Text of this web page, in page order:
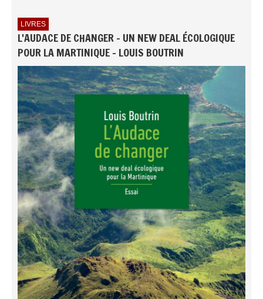
LIVRES
L'AUDACE DE CHANGER - UN NEW DEAL ÉCOLOGIQUE
POUR LA MARTINIQUE - LOUIS BOUTRIN